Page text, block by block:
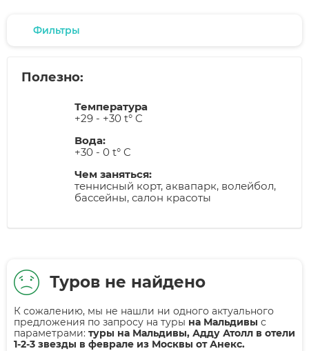
Фильтры
Полезно:
Температура
+29 - +30 t° C
Вода:
+30 - 0 t° C
Чем заняться:
теннисный корт, аквапарк, волейбол,
бассейны, салон красоты
Туров не найдено
К сожалению, мы не нашли ни одного актуального
предложения по запросу на туры на Мальдивы с
параметрами: туры на Мальдивы, Адду Атолл в отели
1-2-3 звезды в феврале из Москвы от Анекс.